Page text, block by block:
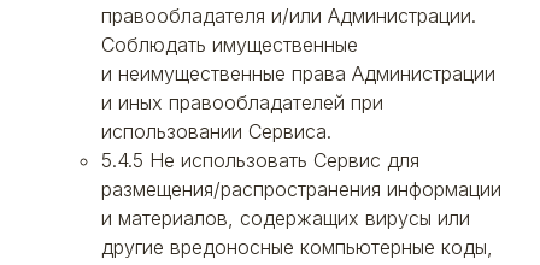
правообладателя и/или Администрации.
Соблюдать имущественные
и неимущественные права Администрации
и иных правообладателей при
использовании Сервиса.
5.4.5 Не использовать Сервис для
размещения/распространения информации
и материалов, содержащих вирусы или
другие вредоносные компьютерные коды,